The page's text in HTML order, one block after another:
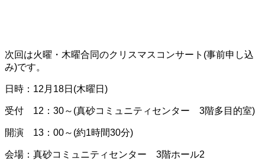
次回は火曜・木曜合同のクリスマスコンサート(事前申し込
み)です。
日時：12月18日(木曜日)
受付 12：30～(真砂コミュニティセンター 3階多目的室)
開演 13：00～(約1時間30分)
会場：真砂コミュニティセンター 3階ホール2